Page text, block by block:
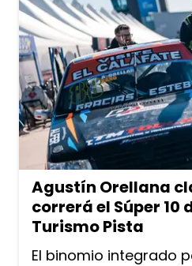
Agustín Orellana
correrá el Súper 10
Turismo Pista
El binomio integrado